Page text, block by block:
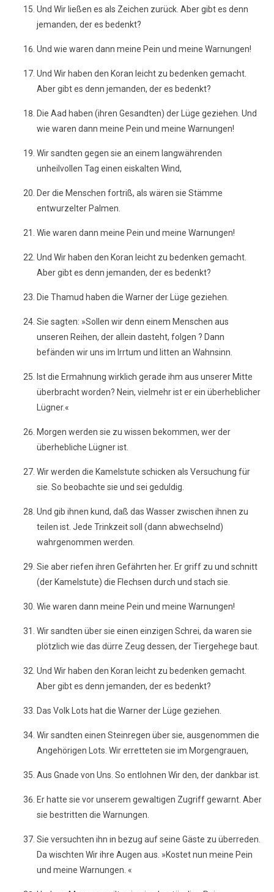
Und Wir ließen es als Zeichen zurück. Aber gibt es denn
jemanden, der es bedenkt?
Und wie waren dann meine Pein und meine Warnungen!
Und Wir haben den Koran leicht zu bedenken gemacht.
Aber gibt es denn jemanden, der es bedenkt?
Die Aad haben (ihren Gesandten) der Lüge geziehen. Und
wie waren dann meine Pein und meine Warnungen!
Wir sandten gegen sie an einem langwährenden
unheilvollen Tag einen eiskalten Wind,
Der die Menschen fortriß, als wären sie Stämme
entwurzelter Palmen.
Wie waren dann meine Pein und meine Warnungen!
Und Wir haben den Koran leicht zu bedenken gemacht.
Aber gibt es denn jemanden, der es bedenkt?
Die Thamud haben die Warner der Lüge geziehen.
Sie sagten: »Sollen wir denn einem Menschen aus
unseren Reihen, der allein dasteht, folgen ? Dann
befänden wir uns im Irrtum und litten an Wahnsinn.
Ist die Ermahnung wirklich gerade ihm aus unserer Mitte
überbracht worden? Nein, vielmehr ist er ein überheblicher
Lügner.«
Morgen werden sie zu wissen bekommen, wer der
überhebliche Lügner ist.
Wir werden die Kamelstute schicken als Versuchung für
sie. So beobachte sie und sei geduldig.
Und gib ihnen kund, daß das Wasser zwischen ihnen zu
teilen ist. Jede Trinkzeit soll (dann abwechselnd)
wahrgenommen werden.
Sie aber riefen ihren Gefährten her. Er griff zu und schnitt
(der Kamelstute) die Flechsen durch und stach sie.
Wie waren dann meine Pein und meine Warnungen!
Wir sandten über sie einen einzigen Schrei, da waren sie
plötzlich wie das dürre Zeug dessen, der Tiergehege baut.
Und Wir haben den Koran leicht zu bedenken gemacht.
Aber gibt es denn jemanden, der es bedenkt?
Das Volk Lots hat die Warner der Lüge geziehen.
Wir sandten einen Steinregen über sie, ausgenommen die
Angehörigen Lots. Wir erretteten sie im Morgengrauen,
Aus Gnade von Uns. So entlohnen Wir den, der dankbar ist.
Er hatte sie vor unserem gewaltigen Zugriff gewarnt. Aber
sie bestritten die Warnungen.
Sie versuchten ihn in bezug auf seine Gäste zu überreden.
Da wischten Wir ihre Augen aus. »Kostet nun meine Pein
und meine Warnungen. «